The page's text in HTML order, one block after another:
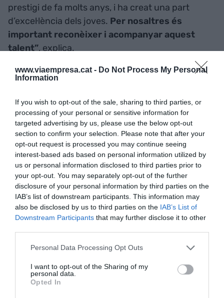
www.viaempresa.cat - Do Not Process My Personal
Information
If you wish to opt-out of the sale, sharing to third parties, or
processing of your personal or sensitive information for
targeted advertising by us, please use the below opt-out
section to confirm your selection. Please note that after your
opt-out request is processed you may continue seeing
interest-based ads based on personal information utilized by
us or personal information disclosed to third parties prior to
your opt-out. You may separately opt-out of the further
disclosure of your personal information by third parties on the
IAB’s list of downstream participants. This information may
also be disclosed by us to third parties on the IAB’s List of
Downstream Participants that may further disclose it to other
Personal Data Processing Opt Outs
I want to opt-out of the Sharing of my
personal data.
Opted In
prestigi de fa molts anys, i ha creat una part
d’excel·lència dels joves. Per nosaltres és
important reconèixer i acompanyar aquest
talent”, explica.
Un suport important
Pels organitzadors del Fringe ha estat important
comptar amb aquest suport econòmic que
representa gairebé el 80% del pressupost total del
festival, el que suposa “un suport importantíssim”,
reconeix Balaguer, tot i que puntualitza quea
partir de l’any 2018 el Fringe rebrà noves
ajudes gràcies a la seva integració a la xarxa
EEEde festivals europeus.
Mulero: “Si acompanyem
l’excel·lència, se’ns veu com
a excel·lents”